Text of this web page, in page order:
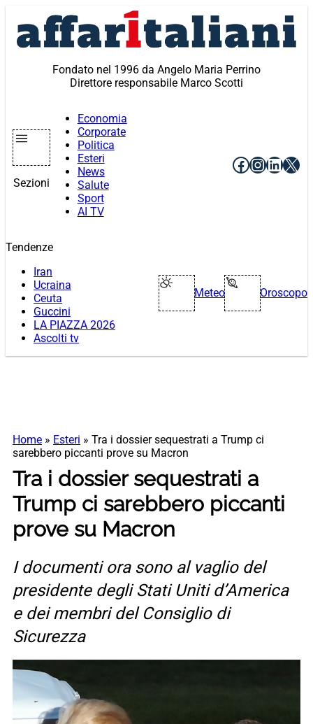
contenuto
Fondato nel 1996 da Angelo Maria Perrino
Direttore responsabile Marco Scotti
Sezioni
Economia
Corporate
Politica
Esteri
News
Salute
Sport
AI TV
Facebook
X
Tendenze
Iran
Ucraina
Ceuta
Guccini
LA PIAZZA 2026
Ascolti tv
Meteo Oroscopo
Home » Esteri » Tra i dossier sequestrati a Trump ci
sarebbero piccanti prove su Macron
Tra i dossier sequestrati a
Trump ci sarebbero piccanti
prove su Macron
I documenti ora sono al vaglio del
presidente degli Stati Uniti d’America
e dei membri del Consiglio di
Sicurezza